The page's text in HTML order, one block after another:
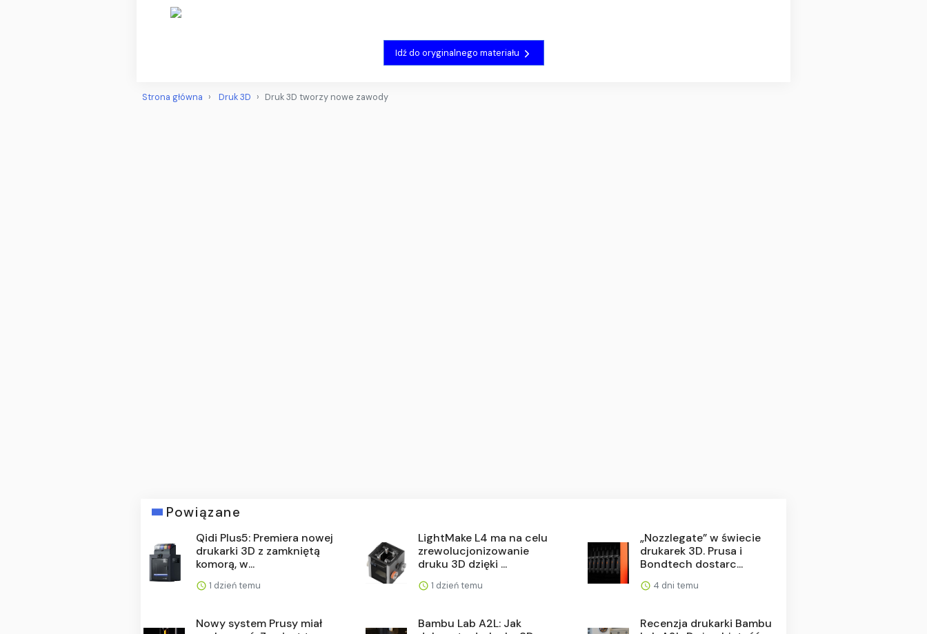
Idź do oryginalnego materiału
Strona główna Druk 3D Druk 3D tworzy nowe zawody
Powiązane
Qidi Plus5: Premiera nowej
drukarki 3D z zamkniętą
komorą, w...
1 dzień temu
LightMake L4 ma na celu
zrewolucjonizowanie
druku 3D dzięki ...
1 dzień temu
„Nozzlegate” w świecie
drukarek 3D. Prusa i
Bondtech dostarc...
4 dni temu
Nowy system Prusy miał
Bambu Lab A2L: Jak
Recenzja drukarki Bambu